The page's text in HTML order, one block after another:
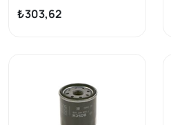
1.9D-2.0Hdi
₺303,62